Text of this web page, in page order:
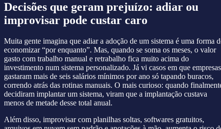
Decisões que geram prejuízo: adiar ou
improvisar pode custar caro
Muita gente imagina que adiar a adoção de um sistema é uma forma
economizar “por enquanto”. Mas, quando se soma os meses, o valor
gasto com trabalho manual e retrabalho fica muito acima do
investimento num sistema personalizado. Já vi casos em que empresas
gastaram mais de seis salários mínimos por ano só tapando buracos,
correndo atrás das rotinas manuais. O mais curioso: quando
decidiram implantar um sistema, viram que a implantação custava
menos de metade desse total anual.
Além disso, improvisar com planilhas soltas, softwares gratuitos,